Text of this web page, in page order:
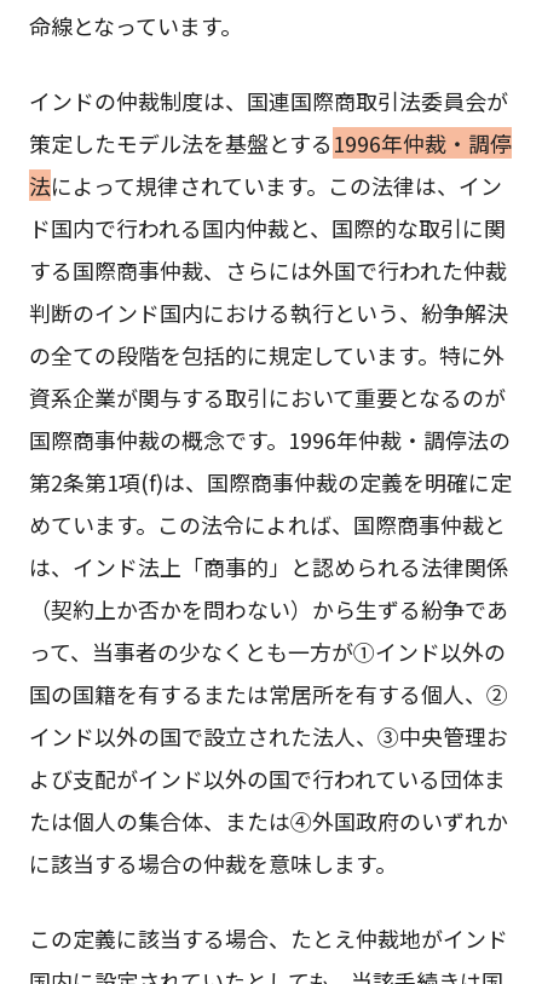
命線となっています。
インドの仲裁制度は、国連国際商取引法委員会が
策定したモデル法を基盤とする1996年仲裁・調停
法によって規律されています。この法律は、イン
ド国内で行われる国内仲裁と、国際的な取引に関
する国際商事仲裁、さらには外国で行われた仲裁
判断のインド国内における執行という、紛争解決
の全ての段階を包括的に規定しています。特に外
資系企業が関与する取引において重要となるのが
国際商事仲裁の概念です。1996年仲裁・調停法の
第2条第1項(f)は、国際商事仲裁の定義を明確に定
めています。この法令によれば、国際商事仲裁と
は、インド法上「商事的」と認められる法律関係
（契約上か否かを問わない）から生ずる紛争であ
って、当事者の少なくとも一方が①インド以外の
国の国籍を有するまたは常居所を有する個人、②
インド以外の国で設立された法人、③中央管理お
よび支配がインド以外の国で行われている団体ま
たは個人の集合体、または④外国政府のいずれか
に該当する場合の仲裁を意味します。
この定義に該当する場合、たとえ仲裁地がインド